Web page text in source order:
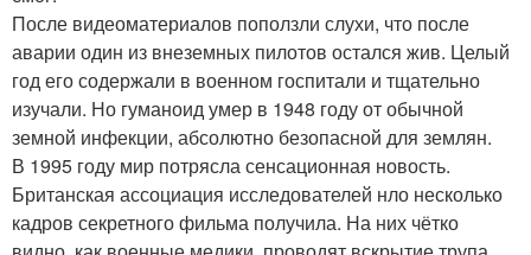
После видеоматериалов поползли слухи, что после
аварии один из внеземных пилотов остался жив. Целый
год его содержали в военном госпитали и тщательно
изучали. Но гуманоид умер в 1948 году от обычной
земной инфекции, абсолютно безопасной для землян.
В 1995 году мир потрясла сенсационная новость.
Британская ассоциация исследователей нло несколько
кадров секретного фильма получила. На них чётко